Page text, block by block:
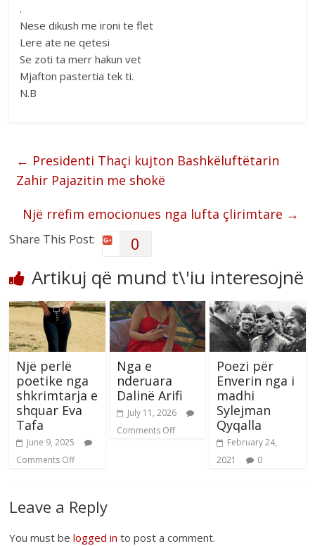
.
Nese dikush me ironi te flet
Lere ate ne qetesi
Se zoti ta merr hakun vet
Mjafton pastertia tek ti.
N.B
← Presidenti Thaçi kujton Bashkëluftëtarin
Zahir Pajazitin me shokë
Një rrëfim emocionues nga lufta çlirimtare →
Share This Post: 0
Artikuj që mund t\'iu interesojnë
Një perlë
poetike nga
shkrimtarja e
shquar Eva
Tafa
June 9, 2025
Comments Off
Nga e
nderuara
Dalinë Arifi
July 11, 2026
Comments Off
Poezi për
Enverin nga i
madhi
Sylejman
Qyqalla
February 24,
2021
0
Leave a Reply
You must belogged in to post a comment.